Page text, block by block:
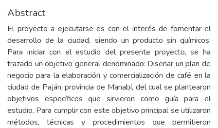
Abstract
El proyecto a ejecutarse es con el interés de fomentar el
desarrollo de la ciudad, siendo un producto sin químicos.
Para iniciar con el estudio del presente proyecto, se ha
trazado un objetivo general denominado: Diseñar un plan de
negocio para la elaboración y comercialización de café en la
ciudad de Paján, provincia de Manabí, del cual se plantearon
objetivos específicos que sirvieron como guía para el
estudio. Para cumplir con este objetivo principal se utilizaron
métodos, técnicas y procedimientos que permitieron